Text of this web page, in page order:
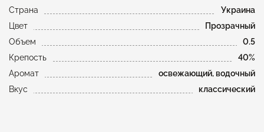
Страна
Украина
Цвет
Прозрачный
Объем
0.5
Крепость
40%
Аромат
освежающий, водочный
Вкус
классический